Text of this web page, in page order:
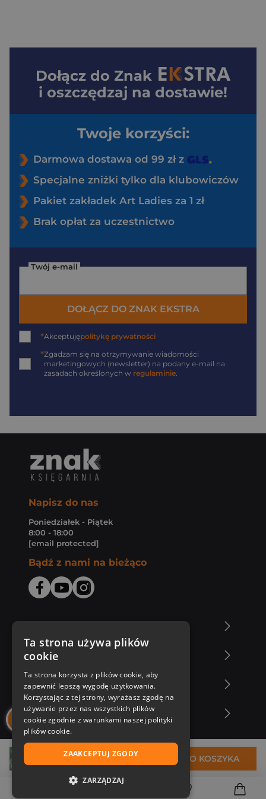
45,99 zł DO KOSZYKA
Dołącz do Znak
i oszczędzaj na dostawie!
Twoje korzyści:
Darmowa dostawa od 99 zł z
Specjalne zniżki tylko dla klubowiczów
Pakiet zakładek Art Ladies za 1 zł
Brak opłat za uczestnictwo
Twój e-mail
DOŁĄCZ DO ZNAK EKSTRA
*Akceptujępolitykę prywatności
*Zgadzam się na otrzymywanie wiadomości
marketingowych (newsletter) na podany e-mail na
zasadach określonych w regulaminie.
Napisz do nas
Poniedziałek - Piątek
8:00 - 18:00
[email protected]
Bądź z nami na bieżąco
Zakupy u nas
Nasza oferta
Nasi autorzy
Ta strona używa plików
cookie
Ta strona korzysta z plików cookie, aby
zapewnić lepszą wygodę użytkowania.
Korzystając z tej strony, wyrażasz zgodę na
używanie przez nas wszystkich plików
cookie zgodnie z warunkami naszej polityki
plików cookie.
ZAAKCEPTUJ ZGODY
ZARZĄDZAJ